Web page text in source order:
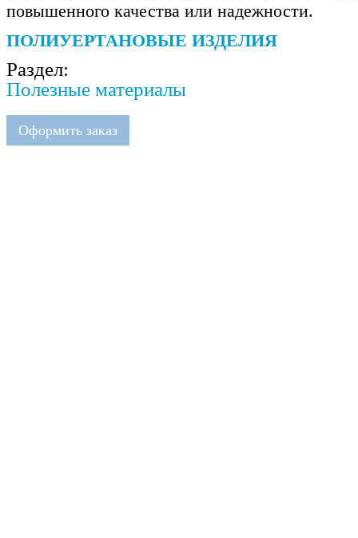
повышенного качества или надежности.
ПОЛИУЕРТАНОВЫЕ ИЗДЕЛИЯ
Раздел:
Полезные материалы
Оформить заказ